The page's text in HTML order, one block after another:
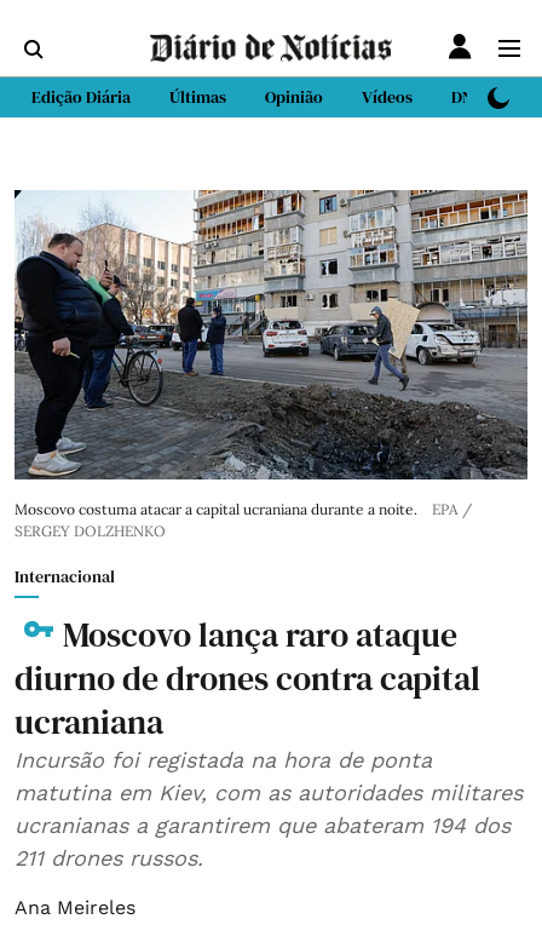
Edição Diária Últimas Opinião Vídeos DN Sport
Moscovo costuma atacar a capital ucraniana durante a noite.
EPA /
SERGEY DOLZHENKO
Internacional
Moscovo lança raro ataque
diurno de drones contra capital
ucraniana
Incursão foi registada na hora de ponta
matutina em Kiev, com as autoridades militares
ucranianas a garantirem que abateram 194 dos
211 drones russos.
Ana Meireles